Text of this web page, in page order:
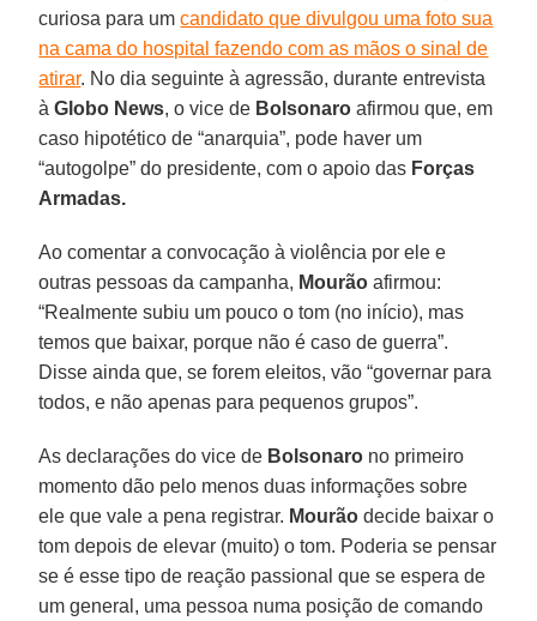
curiosa para umcandidato que divulgou uma foto sua
na cama do hospital fazendo com as mãos o sinal de
atirar. No dia seguinte à agressão, durante entrevista
àGlobo News, o vice de Bolsonaro afirmou que, em
caso hipotético de “anarquia”, pode haver um
“autogolpe” do presidente, com o apoio das Forças
Armadas.
Ao comentar a convocação à violência por ele e
outras pessoas da campanha, Mourão afirmou:
“Realmente subiu um pouco o tom (no início), mas
temos que baixar, porque não é caso de guerra”.
Disse ainda que, se forem eleitos, vão “governar para
todos, e não apenas para pequenos grupos”.
As declarações do vice de Bolsonaro no primeiro
momento dão pelo menos duas informações sobre
ele que vale a pena registrar. Mourão decide baixar o
tom depois de elevar (muito) o tom. Poderia se pensar
se é esse tipo de reação passional que se espera de
um general, uma pessoa numa posição de comando